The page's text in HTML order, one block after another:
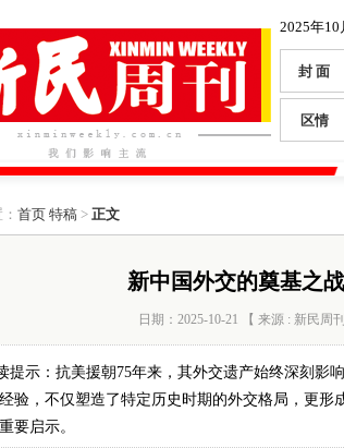
2025年10
封 面
区情
首页 特稿> 正文
新中国外交的奠基之
日期：2025-10-21 【 来源 : 新民周
提示：抗美援朝75年来，其外交遗产始终深刻影
验，不仅塑造了特定历史时期的外交格局，更形
要启示。